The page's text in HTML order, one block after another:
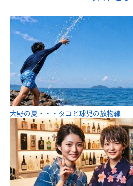
大野の夏・・・タコと球児の放物線